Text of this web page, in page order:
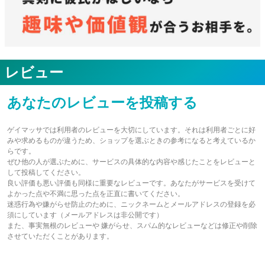
レビュー
あなたのレビューを投稿する
ゲイマッサでは利用者のレビューを大切にしています。それは利用者ごとに好
みや求めるものが違うため、ショップを選ぶときの参考になると考えているか
らです。
ぜひ他の人が選ぶために、サービスの具体的な内容や感じたことをレビューと
して投稿してください。
良い評価も悪い評価も同様に重要なレビューです。あなたがサービスを受けて
よかった点や不満に思った点を正直に書いてください。
迷惑行為や嫌がらせ防止のために、ニックネームとメールアドレスの登録を必
須にしています（メールアドレスは非公開です）
また、事実無根のレビューや 嫌がらせ、スパム的なレビューなどは修正や削除
させていただくことがあります。